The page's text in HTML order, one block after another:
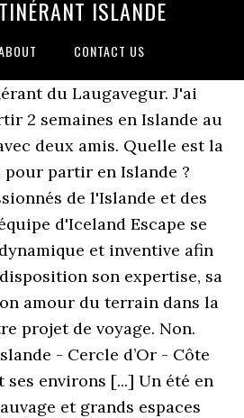
ISLANDE
CONTACT US
du Laugavegur. J'ai
2 semaines en Islande au
deux amis. Quelle est la
partir en Islande ?
de l'Islande et des
d'Iceland Escape se
et inventive afin
son expertise, sa
amour du terrain dans la
projet de voyage. Non.
- Cercle d’Or - Côte
environs [...] Un été en
et grands espaces